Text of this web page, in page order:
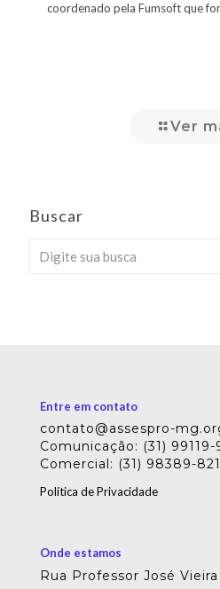
coordenado pela Fumsoft que
Ver
Buscar
Entre em contato
contato@assespro-
Comunicação: (31) 99119-
Comercial: (31) 98389-
Política de Privacidade
Onde estamos
Rua Professor José